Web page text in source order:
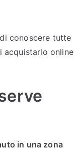
conoscere tutte
acquistarlo online
in una zona